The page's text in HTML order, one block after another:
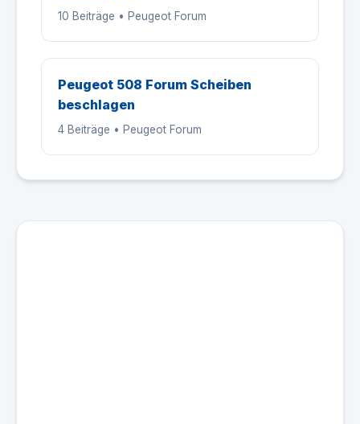
10 Beiträge • Peugeot Forum
Peugeot 508 Forum Scheiben
beschlagen
4 Beiträge • Peugeot Forum